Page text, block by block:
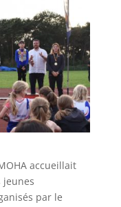
accueillait
jeunes
par le